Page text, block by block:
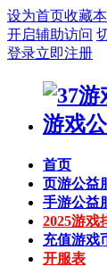
设为首页收藏
开启辅助访问
登录立即注册
首页
页游公益
手游公益
2025游戏
充值游戏
开服表